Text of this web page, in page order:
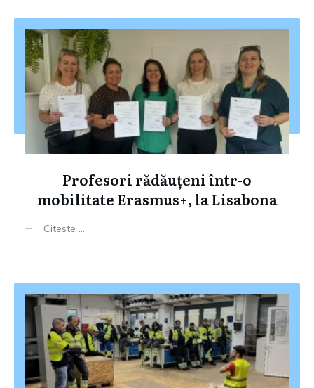
Profesori rădăuțeni într-o
mobilitate Erasmus+, la Lisabona
Citeste ...